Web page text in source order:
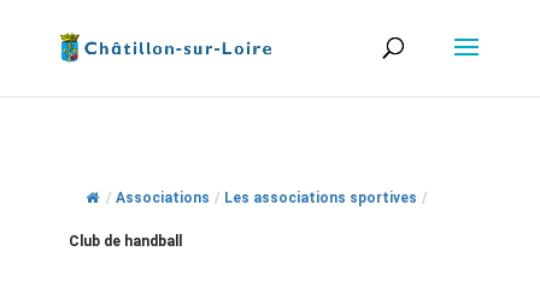
/ Associations / Les associations sportives /
Club de handball